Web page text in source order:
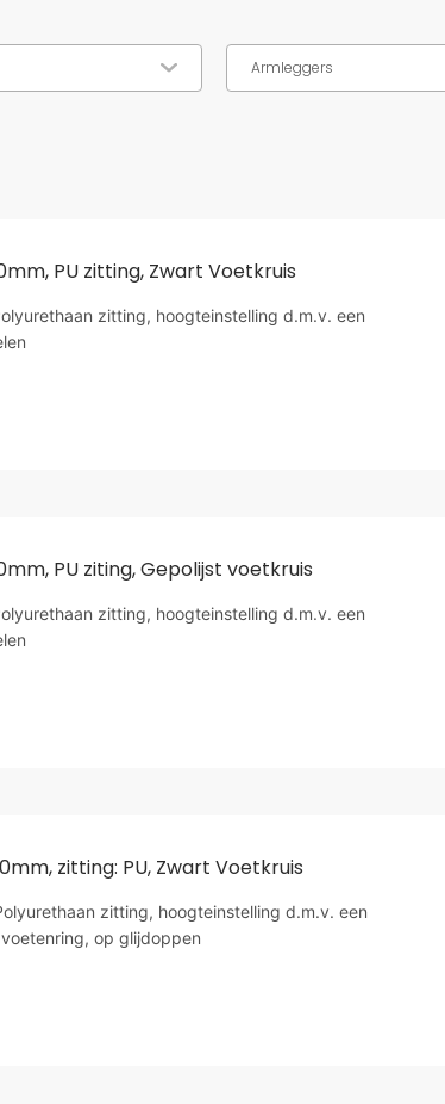
Armleggers
PU zitting, Zwart Voetkruis
zitting, hoogteinstelling d.m.v. een
PU ziting, Gepolijst voetkruis
zitting, hoogteinstelling d.m.v. een
zitting: PU, Zwart Voetkruis
zitting, hoogteinstelling d.m.v. een
op glijdoppen